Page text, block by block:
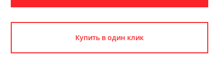
Купить в один клик